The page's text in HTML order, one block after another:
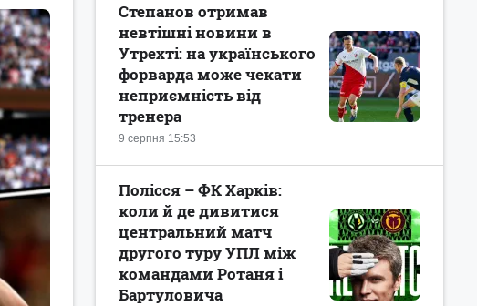
9 серпня 15:53
Степанов отримав
невтішні новини в
Утрехті: на українського
форварда може чекати
неприємність від
тренера
Полісся – ФК Харків:
коли й де дивитися
центральний матч
другого туру УПЛ між
командами Ротаня і
Бартуловича